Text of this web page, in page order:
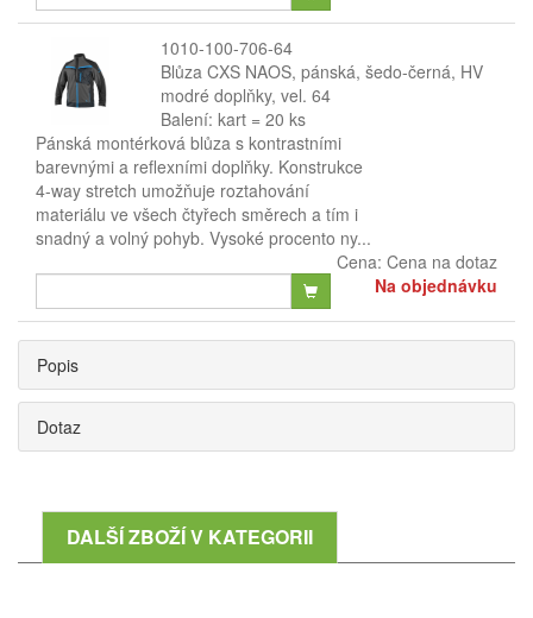
1010-100-706-64
Blůza CXS NAOS, pánská, šedo-černá, HV
modré doplňky, vel. 64
Balení: kart = 20 ks
Pánská montérková blůza s kontrastními
barevnými a reflexními doplňky. Konstrukce
4-way stretch umožňuje roztahování
materiálu ve všech čtyřech směrech a tím i
snadný a volný pohyb. Vysoké procento ny...
Cena: Cena na dotaz
Na objednávku
Popis
Dotaz
DALŠÍ ZBOŽÍ V KATEGORII